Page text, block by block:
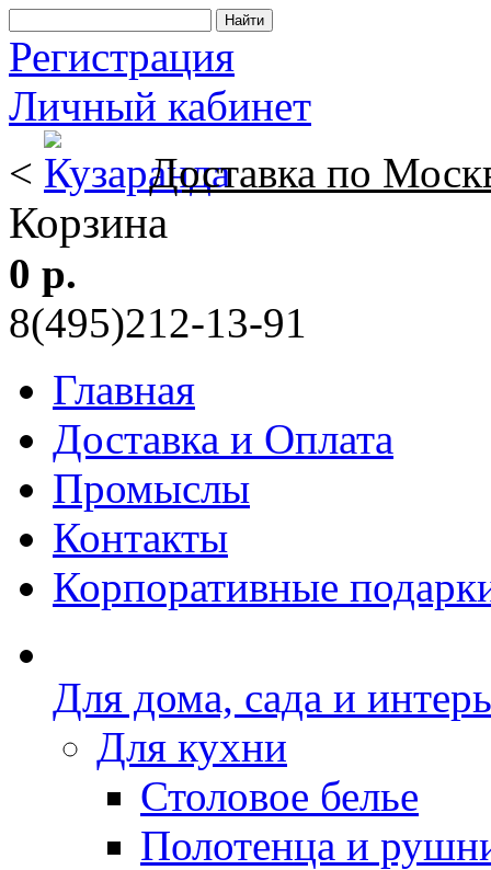
Регистрация
Личный кабинет
<
Доставка по
Корзина
0 р.
8(495)212-13-91
Главная
Доставка и Оплата
Промыслы
Контакты
Корпоративные
Для дома, сада и
Для кухни
Столовое белье
Полотенца и